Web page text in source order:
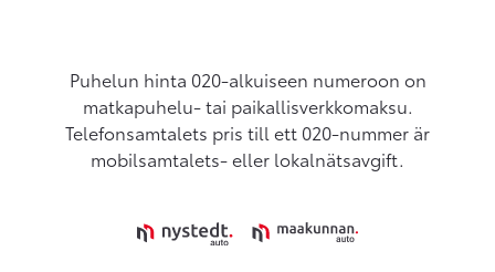
Puhelun hinta 020-alkuiseen numeroon on
matkapuhelu- tai paikallisverkkomaksu.
Telefonsamtalets pris till ett 020-nummer är
mobilsamtalets- eller lokalnätsavgift.